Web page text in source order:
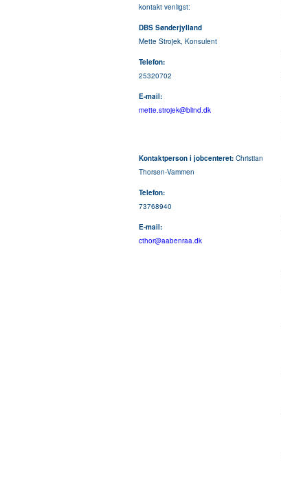
kontakt venligst:
DBS Sønderjylland
Mette Strojek, Konsulent
Telefon:
25320702
E-mail:
mette.strojek@blind.dk
Kontaktperson i jobcenteret: Christian
Thorsen-Vammen
Telefon:
73768940
E-mail:
cthor@aabenraa.dk